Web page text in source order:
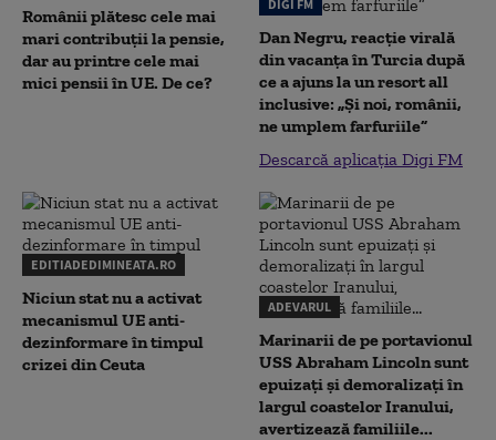
Românii plătesc cele mai
mari contribuții la pensie,
dar au printre cele mai
mici pensii în UE. De ce?
DIGI FM
Dan Negru, reacție virală
din vacanța în Turcia după
ce a ajuns la un resort all
inclusive: „Și noi, românii,
ne umplem farfuriile”
Descarcă aplicația Digi FM
EDITIADEDIMINEATA.RO
Niciun stat nu a activat
mecanismul UE anti-
dezinformare în timpul
crizei din Ceuta
ADEVARUL
Marinarii de pe portavionul
USS Abraham Lincoln sunt
epuizați și demoralizați în
largul coastelor Iranului,
avertizează familiile...